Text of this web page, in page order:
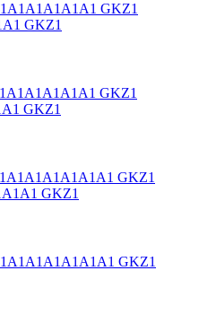
1A1A1A1A1A1 GKZ1
GKZ1
1А1А1А1А1A1 GKZ1
GKZ1
1A1A1A1A1A1A1 GKZ1
GKZ1
1А1А1А1А1А1A1 GKZ1